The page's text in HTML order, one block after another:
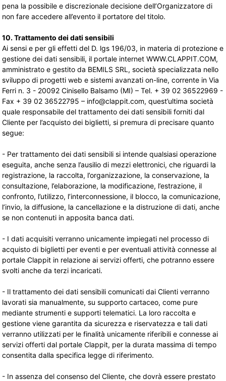
pena la possibile e discrezionale decisione dell’Organizzatore di
non fare accedere all’evento il portatore del titolo.
10. Trattamento dei dati sensibili
Ai sensi e per gli effetti del D. lgs 196/03, in materia di protezione e
gestione dei dati sensibili, il portale internet WWW.CLAPPIT.COM,
amministrato e gestito da BEMILS SRL, società specializzata nello
sviluppo di progetti web e sistemi avanzati on-line, corrente in Via
Ferri n. 3 - 20092 Cinisello Balsamo (MI) – Tel. + 39 02 36522969 -
Fax + 39 02 36522795 – info@clappit.com, quest’ultima società
quale responsabile del trattamento dei dati sensibili forniti dal
Cliente per l’acquisto dei biglietti, si premura di precisare quanto
segue:
- Per trattamento dei dati sensibili si intende qualsiasi operazione
eseguita, anche senza l’ausilio di mezzi elettronici, che riguardi la
registrazione, la raccolta, l’organizzazione, la conservazione, la
consultazione, l’elaborazione, la modificazione, l’estrazione, il
confronto, l’utilizzo, l’interconnessione, il blocco, la comunicazione,
l’invio, la diffusione, la cancellazione e la distruzione di dati, anche
se non contenuti in apposita banca dati.
- I dati acquisiti verranno unicamente impiegati nel processo di
acquisto di biglietti per eventi e per eventuali attività connesse al
portale Clappit in relazione ai servizi offerti, che potranno essere
svolti anche da terzi incaricati.
- Il trattamento dei dati sensibili comunicati dai Clienti verranno
lavorati sia manualmente, su supporto cartaceo, come pure
mediante strumenti e supporti telematici. La loro raccolta e
gestione viene garantita da sicurezza e riservatezza e tali dati
verranno utilizzati per le finalità unicamente riferibili e connesse ai
servizi offerti dal portale Clappit, per la durata massima di tempo
consentita dalla specifica legge di riferimento.
- In assenza del consenso del Cliente, che dovrà essere prestato